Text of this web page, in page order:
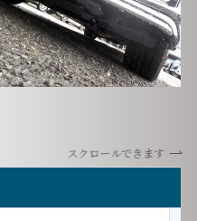
スクロールできます